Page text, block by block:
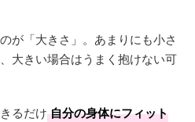
が「大きさ」。あまりにも小さ
大きい場合はうまく抱けない可
るだけ 自分の身体にフィット